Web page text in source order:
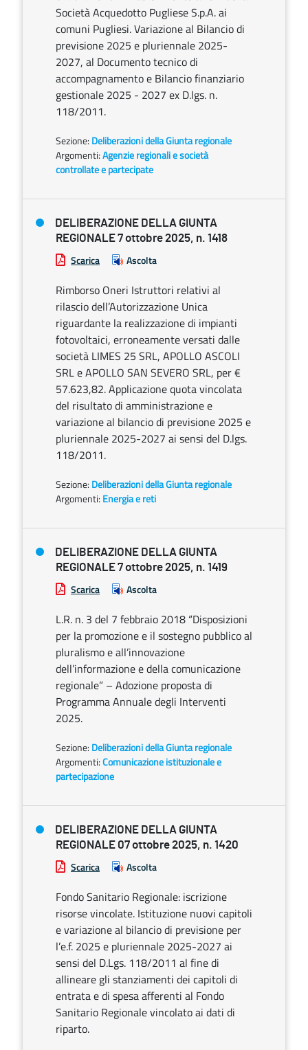
Società Acquedotto Pugliese S.p.A. ai
comuni Pugliesi. Variazione al Bilancio di
previsione 2025 e pluriennale 2025-
2027, al Documento tecnico di
accompagnamento e Bilancio finanziario
gestionale 2025 - 2027 ex D.lgs. n.
118/2011.
Sezione: Deliberazioni della Giunta regionale
Argomenti:Agenzie regionali e società
controllate e partecipate
DELIBERAZIONE DELLA GIUNTA
REGIONALE 7 ottobre 2025, n. 1418
Scarica Ascolta
Rimborso Oneri Istruttori relativi al
rilascio dell’Autorizzazione Unica
riguardante la realizzazione di impianti
fotovoltaici, erroneamente versati dalle
società LIMES 25 SRL, APOLLO ASCOLI
SRL e APOLLO SAN SEVERO SRL, per €
57.623,82. Applicazione quota vincolata
del risultato di amministrazione e
variazione al bilancio di previsione 2025 e
pluriennale 2025-2027 ai sensi del D.lgs.
118/2011.
Sezione: Deliberazioni della Giunta regionale
Argomenti: Energia e reti
DELIBERAZIONE DELLA GIUNTA
REGIONALE 7 ottobre 2025, n. 1419
Scarica Ascolta
L.R. n. 3 del 7 febbraio 2018 “Disposizioni
per la promozione e il sostegno pubblico al
pluralismo e all’innovazione
dell’informazione e della comunicazione
regionale” – Adozione proposta di
Programma Annuale degli Interventi
2025.
Sezione: Deliberazioni della Giunta regionale
Argomenti:Comunicazione istituzionale e
partecipazione
DELIBERAZIONE DELLA GIUNTA
REGIONALE 07 ottobre 2025, n. 1420
Scarica Ascolta
Fondo Sanitario Regionale: iscrizione
risorse vincolate. Istituzione nuovi capitoli
e variazione al bilancio di previsione per
l’e.f. 2025 e pluriennale 2025-2027 ai
sensi del D.Lgs. 118/2011 al fine di
allineare gli stanziamenti dei capitoli di
entrata e di spesa afferenti al Fondo
Sanitario Regionale vincolato ai dati di
riparto.